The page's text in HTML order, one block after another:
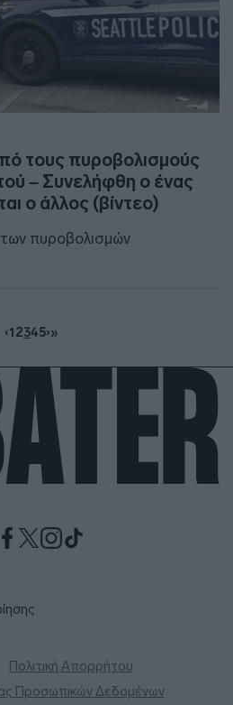
τους πυροβολισμούς
– Συνελήφθη ο ένας
ο άλλος (βίντεο)
των πυροβολισμών
‹12345›»
Πολιτική Απορρήτου
Προσωπικών Δεδομένων